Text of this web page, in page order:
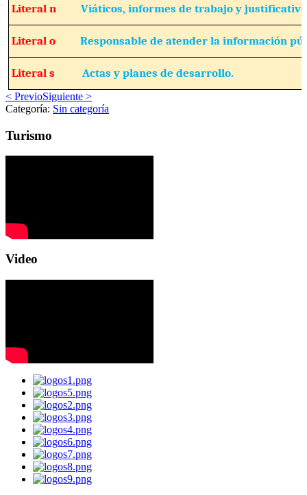
Literal nViáticos, informes de trabajo y
Literal oResponsable de atender la información
Literal s Actas y planes de desarrollo.
< PrevioSiguiente >
Categoría: Sin categoría
Turismo
Video